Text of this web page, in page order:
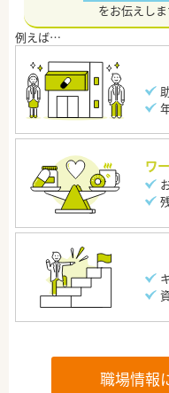
をお伝えしま
ワ
職場情報